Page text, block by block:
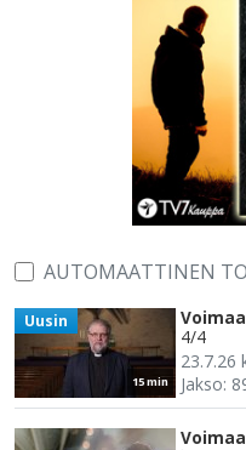
AUTOMAATTINEN
15 min
Uusin
4/4
23.7.26
Jakso: